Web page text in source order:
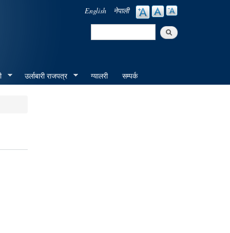
English नेपाली
Search
उर्लाबारी राजपत्र ग्यालरी सम्पर्क